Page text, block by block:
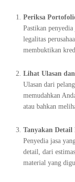
Periksa
Pastikan
legalitas
membuktikan
Lihat Ulasan
Ulasan dari
memudahkan
atau bahkan
Tanyakan Detail
Penyedia jasa
detail, dari
material yang